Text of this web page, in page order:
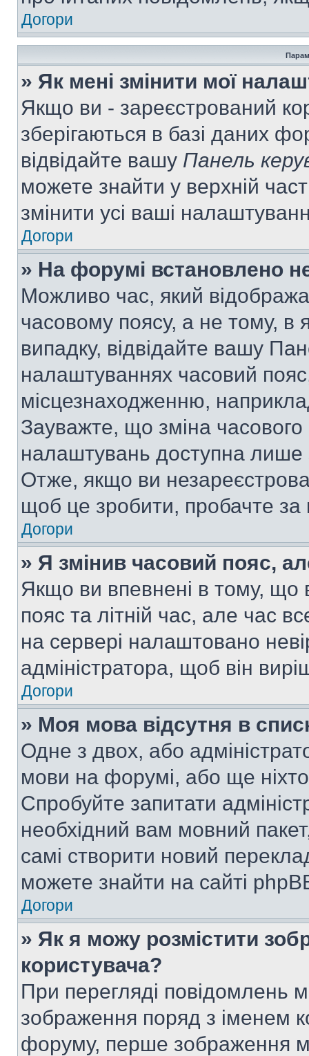
Догори
» Як мені змінити мої
Якщо ви - зареєстрований
зберігаються в базі даних
відвідайте вашу Панель
можете знайти у верхній
змінити усі ваші
Догори
» На форумі встановлено
Можливо час, який
часовому поясу, а не тому, в
випадку, відвідайте вашу
налаштуваннях часовий
місцезнаходженню,
Зауважте, що зміна часового
налаштувань доступна лише
Отже, якщо ви
щоб це зробити, пробачте за
Догори
» Я змінив часовий пояс,
Якщо ви впевнені в тому, що
пояс та літній час, але час
на сервері налаштовано
адміністратора, щоб він
Догори
» Моя мова відсутня в
Одне з двох, або
мови на форумі, або ще
Спробуйте запитати
необхідний вам мовний
самі створити новий
можете знайти на сайті
Догори
» Як я можу розмістити
користувача?
При перегляді повідомлень
зображення поряд з іменем
форуму, перше зображення